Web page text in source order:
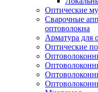
Оптические
Сварочные
оптоволокна
Арматура для
Оптические